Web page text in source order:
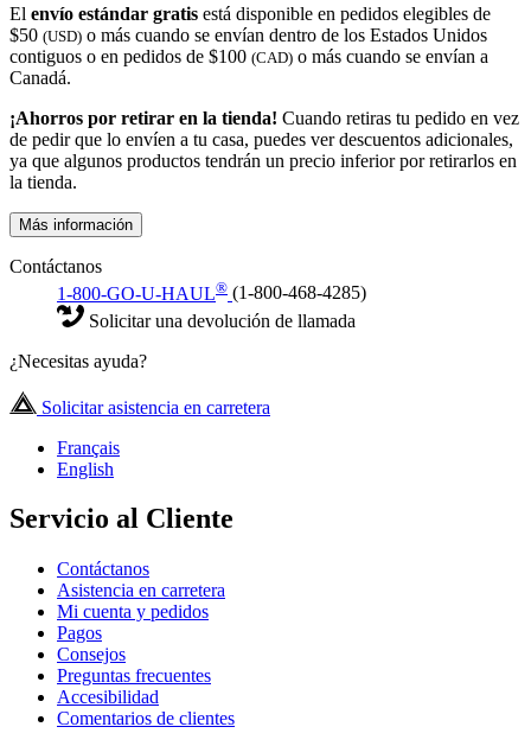
El envío estándar gratis está disponible en pedidos elegibles de
$50 (USD) o más cuando se envían dentro de los Estados Unidos
contiguos o en pedidos de $100 (CAD) o más cuando se envían a
Canadá.
¡Ahorros por retirar en la tienda! Cuando retiras tu pedido en vez
de pedir que lo envíen a tu casa, puedes ver descuentos adicionales,
ya que algunos productos tendrán un precio inferior por retirarlos en
la tienda.
Más información
Contáctanos
1-800-GO-U-HAUL® (1-800-468-4285)
Solicitar una devolución de llamada
¿Necesitas ayuda?
Solicitar asistencia en carretera
Français
English
Servicio al Cliente
Contáctanos
Asistencia en carretera
Mi cuenta y pedidos
Pagos
Consejos
Preguntas frecuentes
Accesibilidad
Comentarios de clientes